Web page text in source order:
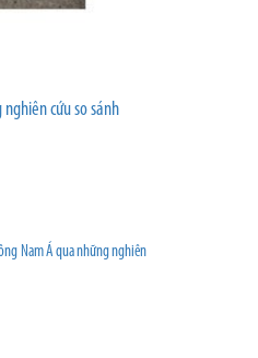
cứu so sánh
Nam Á qua những nghiên